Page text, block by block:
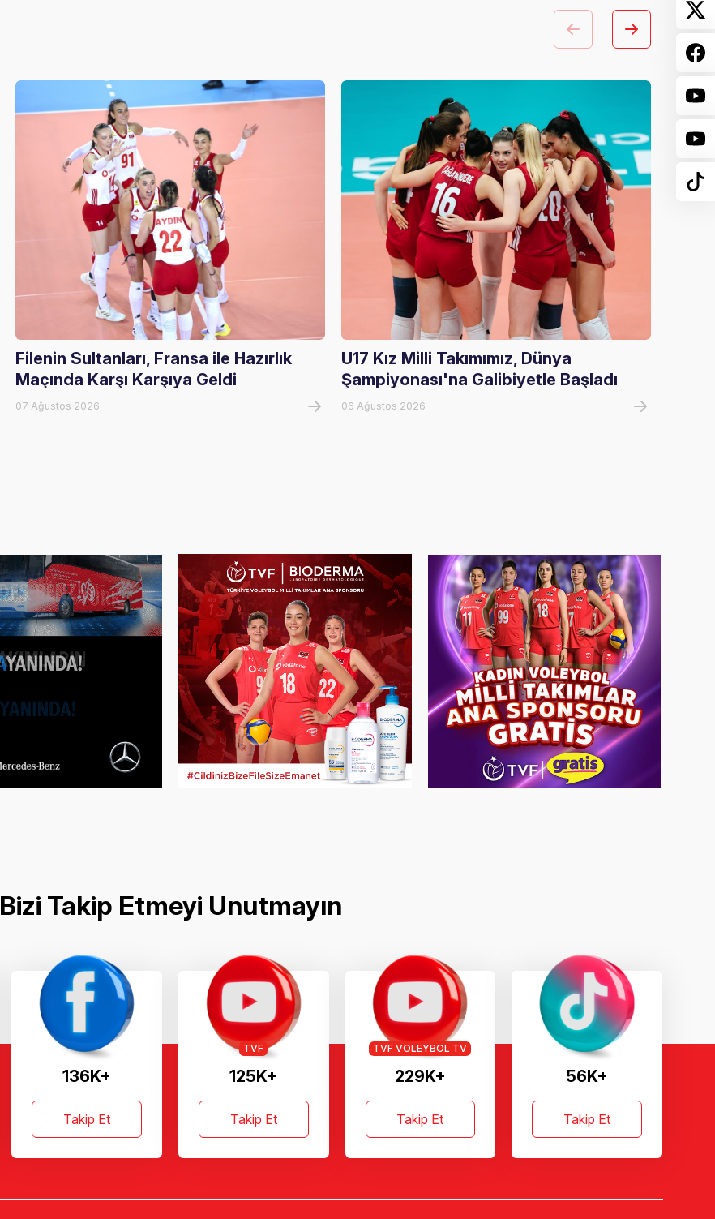
Filenin Sultanları, Fransa ile Hazırlık
Maçında Karşı Karşıya Geldi
07 Ağustos 2026
U17 Kız Milli Takımımız, Dünya
Şampiyonası'na Galibiyetle Başladı
06 Ağustos 2026
Bizi Takip Etmeyi Unutmayın
136K+
Takip Et
125K+
TVF
Takip Et
229K+
TVF VOLEYBOL TV
Takip Et
56K+
Takip Et